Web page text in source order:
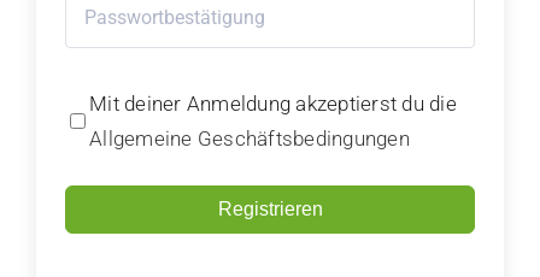
Alternative:
Mit deiner Anmeldung akzeptierst du die
Allgemeine Geschäftsbedingungen
Registrieren